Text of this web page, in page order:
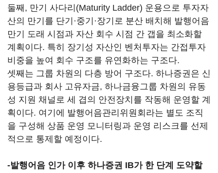
둘째, 만기 사다리(Maturity Ladder) 운용으로 투자자
산의 만기를 단기·중기·장기로 분산 배치해 발행어음
만기 도래 시점과 자산 회수 시점 간 갭을 최소화할
계획이다. 특히 장기성 자산인 벤처투자는 간접투자
비중을 높여 회수 구조를 유연화하는 구조다.
셋째는 그룹 차원의 다층 방어 구조다. 하나증권은 신
용등급과 회사 고유자금, 하나금융그룹 차원의 유동
성 지원 채널로 세 겹의 안전장치를 작동해 운영할 계
획이다. 여기에 발행어음관리위원회라는 별도 조직
을 구성해 상품 운영 모니터링과 운영 리스크를 선제
적으로 통제할 예정이다.
-발행어음 인가 이후 하나증권 IB가 한 단계 도약할